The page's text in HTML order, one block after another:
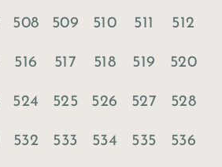
508 509 510 511 512
516 517 518 519 520
524 525 526 527 528
532 533 534 535 536